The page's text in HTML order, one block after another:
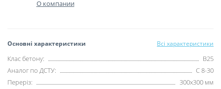
О компании
Основні характеристики Всі характеристики
Клас бетону:
B25
Аналог по ДСТУ:
C 8-30
Переріз:
300х300 мм